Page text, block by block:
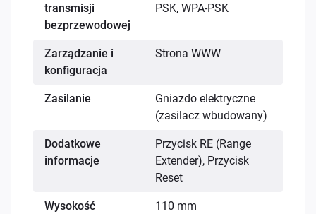
transmisji
bezprzewodowej
PSK, WPA-PSK
Zarządzanie i
konfiguracja
Strona WWW
Zasilanie
Gniazdo elektryczne
(zasilacz wbudowany)
Dodatkowe
informacje
Przycisk RE (Range
Extender), Przycisk
Reset
Wysokość 110 mm